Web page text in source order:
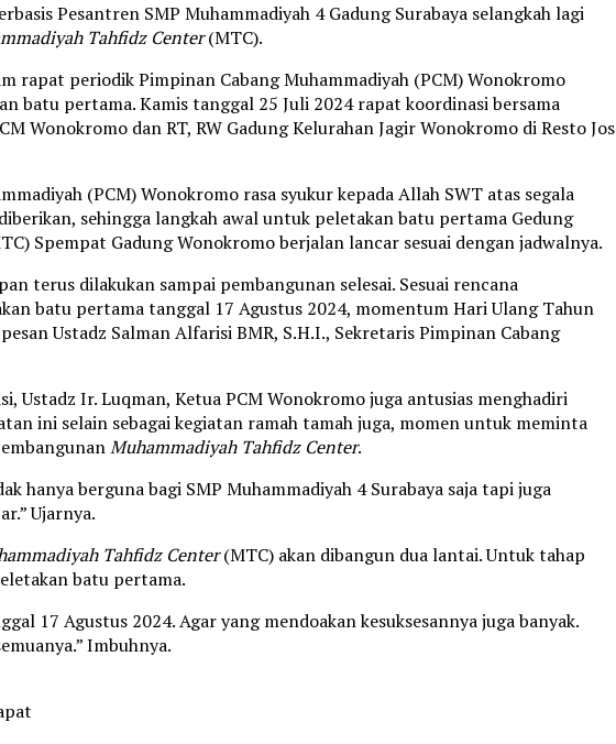
Pesantren SMP Muhammadiyah 4 Gadung Surabaya selangkah lagi
Tahfidz Center(MTC).
rapat periodik Pimpinan Cabang Muhammadiyah (PCM) Wonokromo
batu pertama. Kamis tanggal 25 Juli 2024 rapat koordinasi bersama
Wonokromo dan RT, RW Gadung Kelurahan Jagir Wonokromo di Resto Jos
(PCM) Wonokromo rasa syukur kepada Allah SWT atas segala
sehingga langkah awal untuk peletakan batu pertama Gedung
Spempat Gadung Wonokromo berjalan lancar sesuai dengan jadwalnya.
terus dilakukan sampai pembangunan selesai. Sesuai rencana
batu pertama tanggal 17 Agustus 2024, momentum Hari Ulang Tahun
Ustadz Salman Alfarisi BMR, S.H.I., Sekretaris Pimpinan Cabang
Ustadz Ir. Luqman, Ketua PCM Wonokromo juga antusias menghadiri
ini selain sebagai kegiatan ramah tamah juga, momen untuk meminta
Muhammadiyah Tahfidz Center.
hanya berguna bagi SMP Muhammadiyah 4 Surabaya saja tapi juga
Ujarnya.
Tahfidz Center(MTC) akan dibangun dua lantai. Untuk tahap
batu pertama.
17 Agustus 2024. Agar yang mendoakan kesuksesannya juga banyak.
Imbuhnya.